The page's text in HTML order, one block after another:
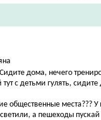
дома, нечего
с детьми гулять,
общественные места???
а пешеходы пускай